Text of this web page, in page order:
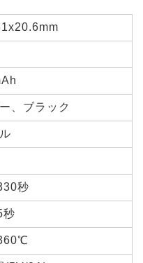
、ブラック
秒
秒